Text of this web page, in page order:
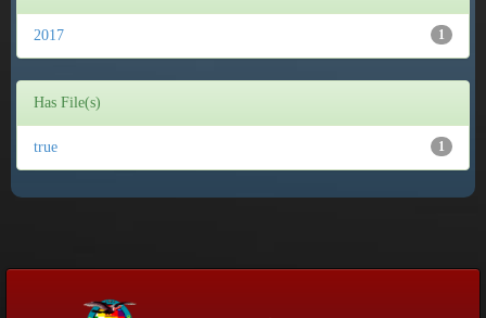
1
2017
Has File(s)
1
true